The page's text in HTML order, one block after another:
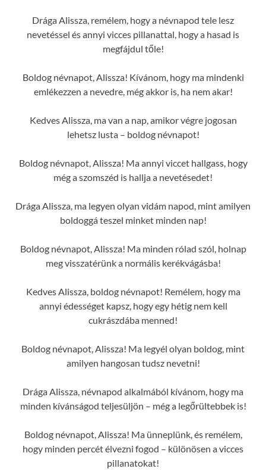
Drága Alissza, remélem, hogy a névnapod tele lesz
nevetéssel és annyi vicces pillanattal, hogy a hasad is
megfájdul tőle!
Boldog névnapot, Alissza! Kívánom, hogy ma mindenki
emlékezzen a nevedre, még akkor is, ha nem akar!
Kedves Alissza, ma van a nap, amikor végre jogosan
lehetsz lusta – boldog névnapot!
Boldog névnapot, Alissza! Ma annyi viccet hallgass, hogy
még a szomszéd is hallja a nevetésedet!
Drága Alissza, ma legyen olyan vidám napod, mint amilyen
boldoggá teszel minket minden nap!
Boldog névnapot, Alissza! Ma minden rólad szól, holnap
meg visszatérünk a normális kerékvágásba!
Kedves Alissza, boldog névnapot! Remélem, hogy ma
annyi édességet kapsz, hogy egy hétig nem kell
cukrászdába menned!
Boldog névnapot, Alissza! Ma legyél olyan boldog, mint
amilyen hangosan tudsz nevetni!
Drága Alissza, névnapod alkalmából kívánom, hogy ma
minden kívánságod teljesüljön – még a legőrültebbek is!
Boldog névnapot, Alissza! Ma ünneplünk, és remélem,
hogy minden percét élvezni fogod – különösen a vicces
pillanatokat!